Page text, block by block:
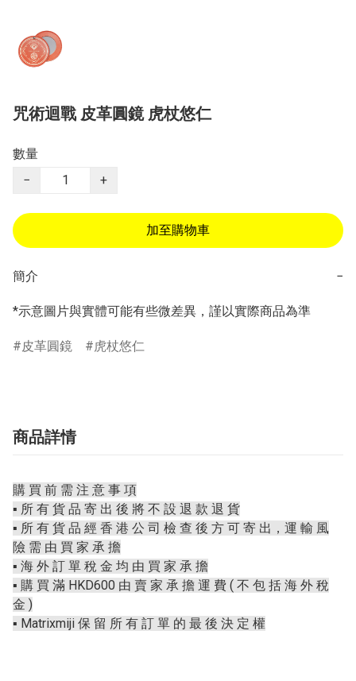
咒術迴戰 皮革圓鏡 虎杖悠仁
數量
−
+
加至購物車
簡介 −
*示意圖片與實體可能有些微差異，謹以實際商品為準
皮革圓鏡 虎杖悠仁
商品詳情
購 買 前 需 注 意 事 項
▪️ 所 有 貨 品 寄 出 後 將 不 設 退 款 退 貨
▪️ 所 有 貨 品 經 香 港 公 司 檢 查 後 方 可 寄 出，運 輸 風
險 需 由 買 家 承 擔
▪️ 海 外 訂 單 稅 金 均 由 買 家 承 擔
▪️ 購 買 滿 HKD600 由 賣 家 承 擔 運 費 ( 不 包 括 海 外 稅
金 )
▪️ Matrixmiji 保 留 所 有 訂 單 的 最 後 決 定 權